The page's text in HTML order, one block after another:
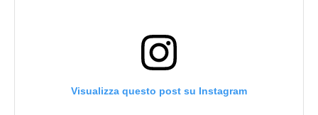
Visualizza questo post su Instagram